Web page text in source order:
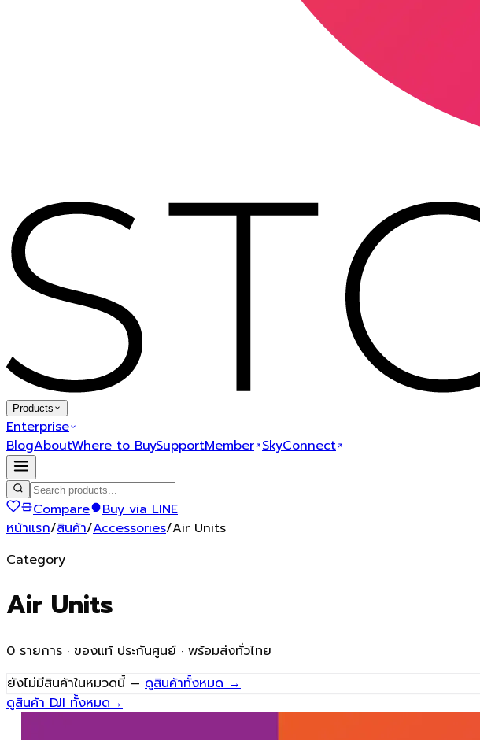
Products
Enterprise
BlogAboutWhere to BuySupportMember SkyConnect
Compare
Buy via LINE
หน้าแรก/สินค้า/Accessories/Air Units
Category
Air Units
0 รายการ · ของแท้ ประกันศูนย์ · พร้อมส่งทั่วไทย
ยังไม่มีสินค้าในหมวดนี้ — ดูสินค้าทั้งหมด →
ดูสินค้า DJI ทั้งหมด→